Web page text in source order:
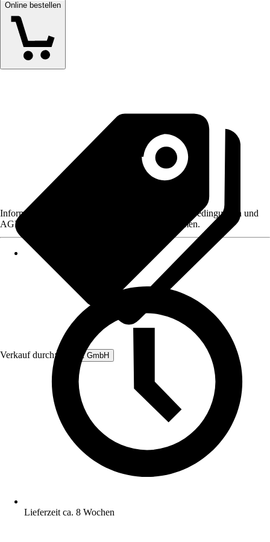
Online bestellen
Verkauf durch: Rubart GmbH
Informationen des Verkäufers, wie z. B. Rückgabebedingungen und
AGB, finden Sie bei Klick auf den Verkäufernamen.
Lieferzeit ca. 8 Wochen